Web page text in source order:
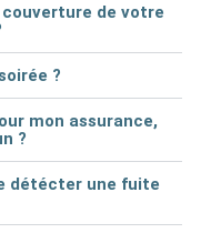
de votre
?
mon assurance,
?
détécter une fuite